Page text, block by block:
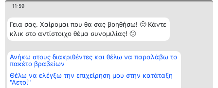
11:59
Γεια σας. Χαίρομαι που θα σας βοηθήσω! 🙂 Κάντε
κλικ στο αντίστοιχο θέμα συνομιλίας! 🙂
Ανήκω στους διακριθέντες και θέλω να παραλάβω το
πακέτο βραβείων
Θέλω να ελέγξω την επιχείρηση μου στην κατάταξη
"Αετοί"
Διοργανωτής της
κατάταξης
BEAUTIFUL COMPANY
ΤΗΛ. ΕΠΙΚΟΙΝΩΝΙΑΣ:
2104128019
Κατάταξη
Διακριθέντες
των
διακριθέντων
Επικοινωνία
Επικοινωνία